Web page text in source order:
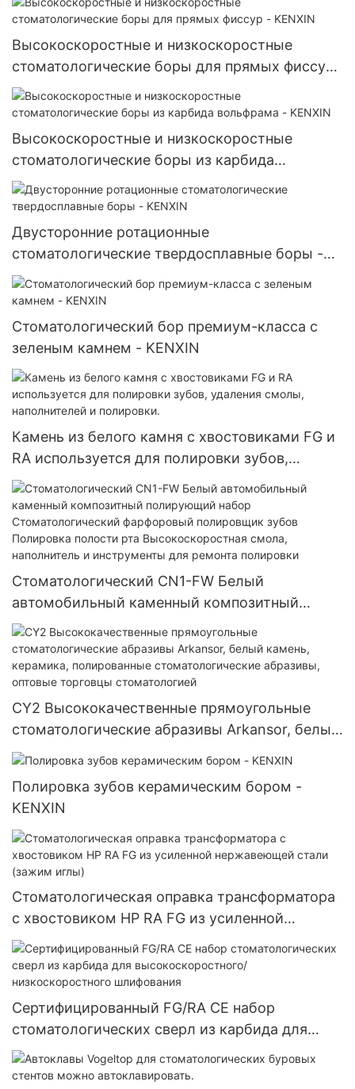
Высокоскоростные и низкоскоростные
стоматологические боры для прямых фиссур
- KENXIN
Высокоскоростные и низкоскоростные
стоматологические боры из карбида
вольфрама - KENXIN
Двусторонние ротационные
стоматологические твердосплавные боры -
KENXIN
Стоматологический бор премиум-класса с
зеленым камнем - KENXIN
Камень из белого камня с хвостовиками FG и
RA используется для полировки зубов,
удаления смолы, наполнителей и полировки.
Стоматологический CN1-FW Белый
автомобильный каменный композитный
полирующий набор Стоматологический
фарфоровый полировщик зубов Полировка
полости рта Высокоскоростная смола,
наполнитель и инструменты для ремонта
полировки
CY2 Высококачественные прямоугольные
стоматологические абразивы Arkansor, белый
камень, керамика, полированные
стоматологические абразивы, оптовые
торговцы стоматологией
Полировка зубов керамическим бором -
KENXIN
Стоматологическая оправка трансформатора
с хвостовиком HP RA FG из усиленной
нержавеющей стали (зажим иглы)
Сертифицированный FG/RA CE набор
стоматологических сверл из карбида для
высокоскоростного/низкоскоростного
шлифования